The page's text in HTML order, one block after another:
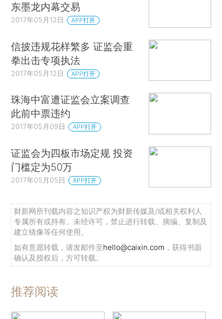
东墨龙内幕交易
2017年05月12日 APP打开
信披违规花样繁多 证监会重
拳出击专项执法
2017年05月12日 APP打开
珠海中富遭证监会立案调查
此前中票违约
2017年05月09日 APP打开
证监会为四板市场定规 投资
门槛定为50万
2017年05月05日 APP打开
财新网所刊载内容之知识产权为财新传媒及/或相关权利人
专属所有或持有。未经许可，禁止进行转载、摘编、复制及
建立镜像等任何使用。
如有意愿转载，请发邮件至hello@caixin.com ，获得书面
确认及授权后，方可转载。
推荐阅读